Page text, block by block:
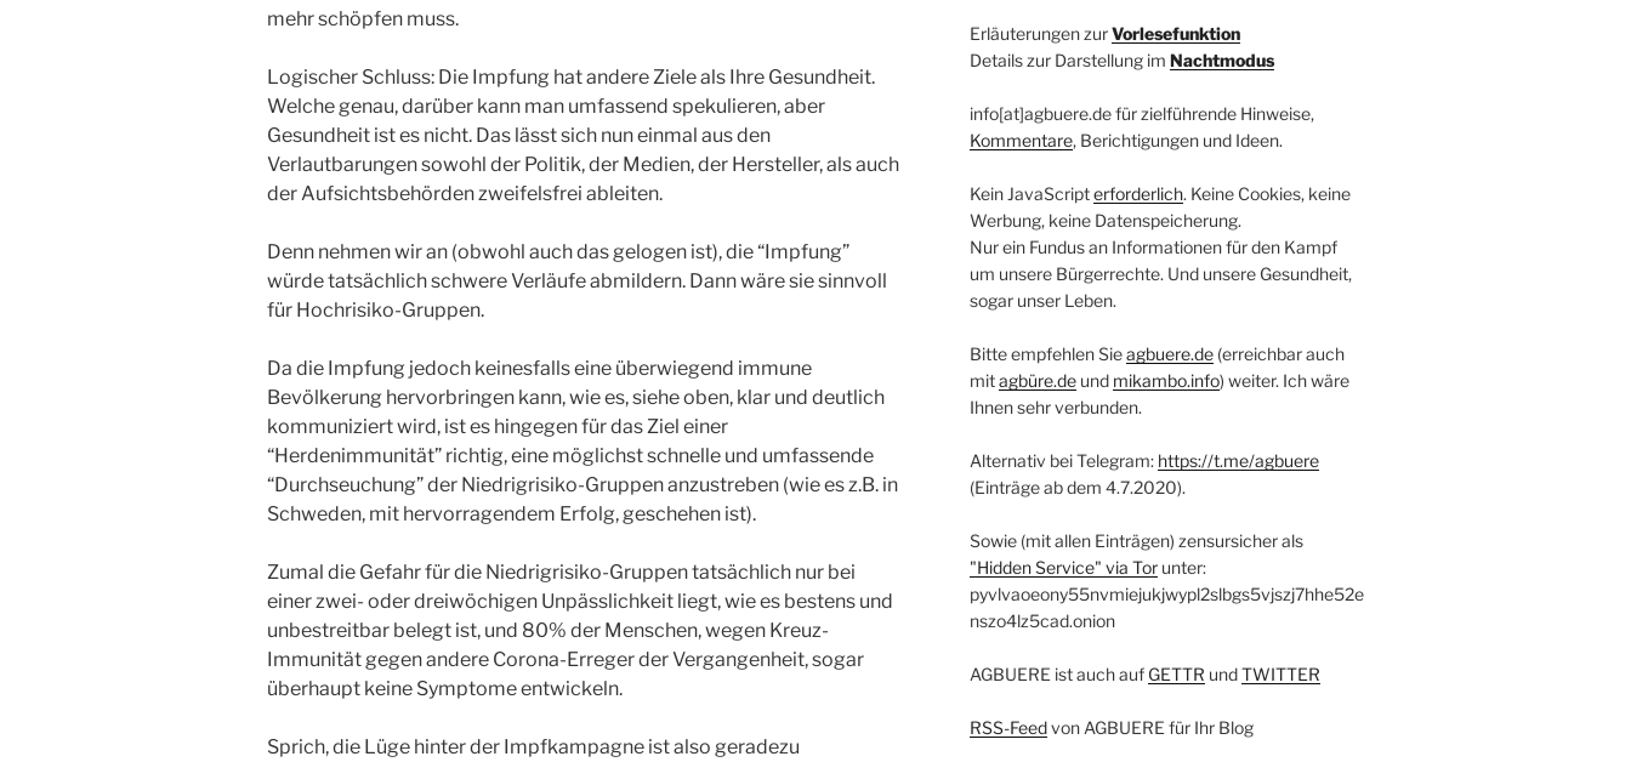
mehr schöpfen muss.
Logischer Schluss: Die Impfung hat andere Ziele als Ihre Gesundheit.
Welche genau, darüber kann man umfassend spekulieren, aber
Gesundheit ist es nicht. Das lässt sich nun einmal aus den
Verlautbarungen sowohl der Politik, der Medien, der Hersteller, als auch
der Aufsichtsbehörden zweifelsfrei ableiten.
Denn nehmen wir an (obwohl auch das gelogen ist), die “Impfung”
würde tatsächlich schwere Verläufe abmildern. Dann wäre sie sinnvoll
für Hochrisiko-Gruppen.
Da die Impfung jedoch keinesfalls eine überwiegend immune
Bevölkerung hervorbringen kann, wie es, siehe oben, klar und deutlich
kommuniziert wird, ist es hingegen für das Ziel einer
“Herdenimmunität” richtig, eine möglichst schnelle und umfassende
“Durchseuchung” der Niedrigrisiko-Gruppen anzustreben (wie es z.B. in
Schweden, mit hervorragendem Erfolg, geschehen ist).
Zumal die Gefahr für die Niedrigrisiko-Gruppen tatsächlich nur bei
einer zwei- oder dreiwöchigen Unpässlichkeit liegt, wie es bestens und
unbestreitbar belegt ist, und 80% der Menschen, wegen Kreuz-
Immunität gegen andere Corona-Erreger der Vergangenheit, sogar
überhaupt keine Symptome entwickeln.
Sprich, die Lüge hinter der Impfkampagne ist also geradezu
Erläuterungen zurVorlesefunktion
Details zur Darstellung im Nachtmodus
info[at]agbuere.de für zielführende Hinweise,
Kommentare, Berichtigungen und Ideen.
Kein JavaScripterforderlich. Keine Cookies, keine
Werbung, keine Datenspeicherung.
Nur ein Fundus an Informationen für den Kampf
um unsere Bürgerrechte. Und unsere Gesundheit,
sogar unser Leben.
Bitte empfehlen Sieagbuere.de(erreichbar auch
mitagbüre.deund mikambo.info) weiter. Ich wäre
Ihnen sehr verbunden.
Alternativ bei Telegram: https://t.me/agbuere
(Einträge ab dem 4.7.2020).
Sowie (mit allen Einträgen) zensursicher als
"Hidden Service" via Torunter:
pyvlvaoeony55nvmiejukjwypl2slbgs5vjszj7hhe52e
nszo4lz5cad.onion
AGBUERE ist auch auf GETTR undTWITTER
RSS-Feedvon AGBUERE für Ihr Blog